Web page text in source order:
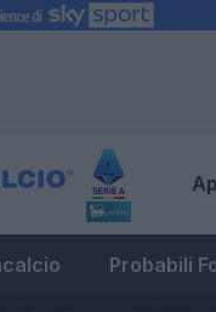
Probabili